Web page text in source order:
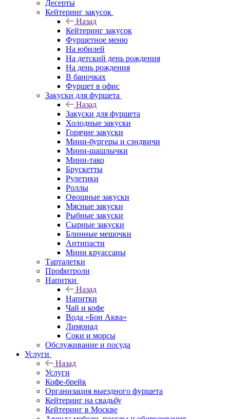
Десерты
Кейтеринг закусок
Назад
Кейтеринг закусок
Фуршетное меню
На юбилей
На детский день рождения
На день рождения
В баночках
Фуршет в офис
Закуски для фуршета
Назад
Закуски для фуршета
Холодные закуски
Горячие закуски
Мини-бургеры и сэндвичи
Мини-шашлычки
Мини-тако
Брускетты
Рулетики
Роллы
Овощные закуски
Мясные закуски
Рыбные закуски
Сырные закуски
Блинные мешочки
Антипасти
Мини круассаны
Тарталетки
Профитроли
Напитки
Назад
Напитки
Чай и кофе
Вода «Бон Аква»
Лимонад
Соки и морсы
Обслуживание и посуда
Услуги
Назад
Услуги
Кофе-брейк
Организация выездного фуршета
Кейтеринг на свадьбу
Кейтеринг в Москве